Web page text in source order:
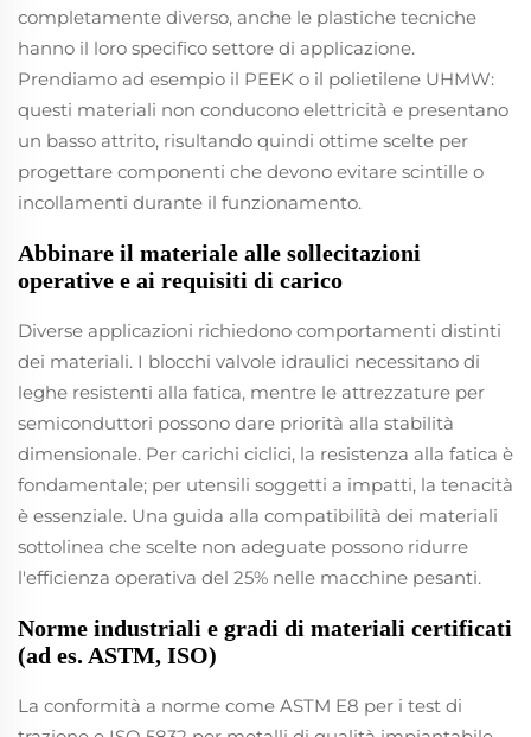
completamente diverso, anche le plastiche tecniche
hanno il loro specifico settore di applicazione.
Prendiamo ad esempio il PEEK o il polietilene UHMW:
questi materiali non conducono elettricità e presentano
un basso attrito, risultando quindi ottime scelte per
progettare componenti che devono evitare scintille o
incollamenti durante il funzionamento.
Abbinare il materiale alle sollecitazioni
operative e ai requisiti di carico
Diverse applicazioni richiedono comportamenti distinti
dei materiali. I blocchi valvole idraulici necessitano di
leghe resistenti alla fatica, mentre le attrezzature per
semiconduttori possono dare priorità alla stabilità
dimensionale. Per carichi ciclici, la resistenza alla fatica è
fondamentale; per utensili soggetti a impatti, la tenacità
è essenziale. Una guida alla compatibilità dei materiali
sottolinea che scelte non adeguate possono ridurre
l'efficienza operativa del 25% nelle macchine pesanti.
Norme industriali e gradi di materiali certificati
(ad es. ASTM, ISO)
La conformità a norme come ASTM E8 per i test di